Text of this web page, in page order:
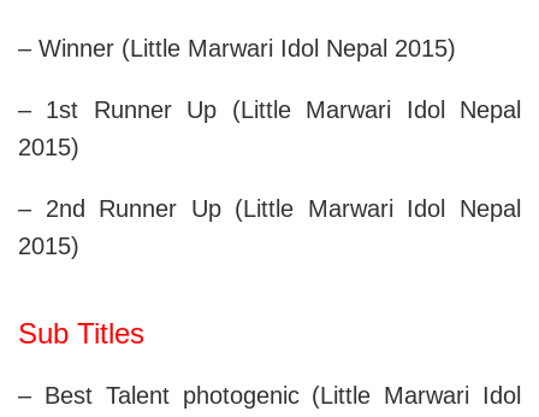
– Winner (Little Marwari Idol Nepal 2015)
– 1st Runner Up (Little Marwari Idol Nepal
2015)
– 2nd Runner Up (Little Marwari Idol Nepal
2015)
Sub Titles
– Best Talent photogenic (Little Marwari Idol